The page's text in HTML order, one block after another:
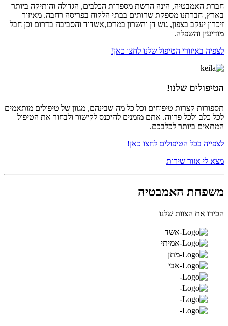
חברת האמבטיה, הינה הרשת מספרות הכלבים, הגדולה והותיקה ביותר
בארץ, חברתנו מספקת שרותים בבתי הלקוח בפריסה רחבה. מאיזור
זיכרון יעקב בצפון, גוש דן והשרון במרכז,אשדוד והסביבה בדרום וכן חבל
מודיעין והשפלה.
לצפיה באיזורי הטיפול שלנו לחצו כאן!
הטיפולים שלנו!
תספורות קצרות טיפוחים וכל כל מה שבינהם, מגוון של טיפולים מותאמים
לכל כלב ולכל פרווה. אתם מזמנים להיכנס לקישור ולבחור את הטיפול
המתאים ביותר לכלבכם.
לצפייה בכל הטיפולים לחצו כאן!
מצא לי אזור שירות
משפחת האמבטיה
הכירו את הצוות שלנו